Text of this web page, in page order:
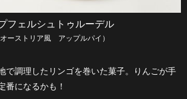
フェルシュトゥルーデル
オーストリア風 アップルパイ）
で調理したリンゴを巻いた菓子。りんごが手
番になるかも！